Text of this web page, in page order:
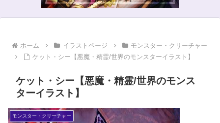
ホーム イラストページ
モンスター・クリーチャー
ケット・シー【悪魔・精霊/世界のモンスターイラスト】
ケット・シー【悪魔・精霊/世界のモンス
ターイラスト】
モンスター・クリーチャー